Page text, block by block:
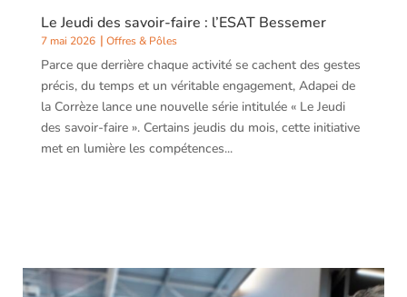
Le Jeudi des savoir-faire : l’ESAT Bessemer
7 mai 2026 Offres & Pôles
Parce que derrière chaque activité se cachent des gestes
précis, du temps et un véritable engagement, Adapei de
la Corrèze lance une nouvelle série intitulée « Le Jeudi
des savoir-faire ». Certains jeudis du mois, cette initiative
met en lumière les compétences...